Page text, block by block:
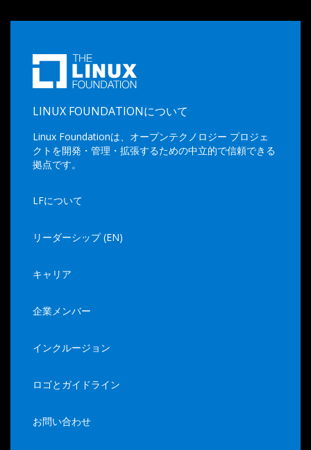
LINUX FOUNDATIONについて
Linux Foundationは、オープンテクノロジー プロジェ
クトを開発・管理・拡張するための中立的で信頼できる
拠点です。
LFについて
リーダーシップ (EN)
キャリア
企業メンバー
インクルージョン
ロゴとガイドライン
お問い合わせ